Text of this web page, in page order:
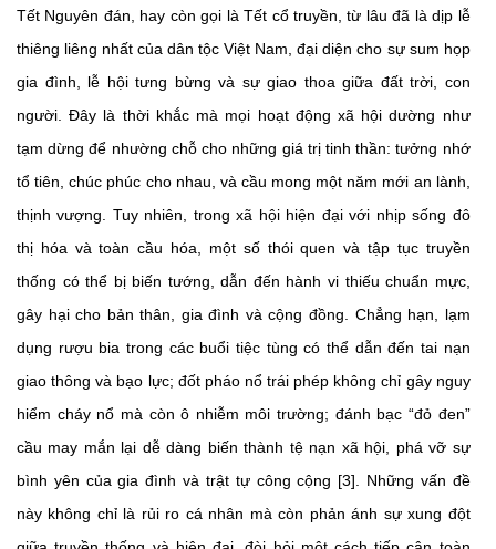
Tết Nguyên đán, hay còn gọi là Tết cổ truyền, từ lâu đã là dịp lễ
thiêng liêng nhất của dân tộc Việt Nam, đại diện cho sự sum họp
gia đình, lễ hội tưng bừng và sự giao thoa giữa đất trời, con
người. Đây là thời khắc mà mọi hoạt động xã hội dường như
tạm dừng để nhường chỗ cho những giá trị tinh thần: tưởng nhớ
tổ tiên, chúc phúc cho nhau, và cầu mong một năm mới an lành,
thịnh vượng. Tuy nhiên, trong xã hội hiện đại với nhịp sống đô
thị hóa và toàn cầu hóa, một số thói quen và tập tục truyền
thống có thể bị biến tướng, dẫn đến hành vi thiếu chuẩn mực,
gây hại cho bản thân, gia đình và cộng đồng. Chẳng hạn, lạm
dụng rượu bia trong các buổi tiệc tùng có thể dẫn đến tai nạn
giao thông và bạo lực; đốt pháo nổ trái phép không chỉ gây nguy
hiểm cháy nổ mà còn ô nhiễm môi trường; đánh bạc “đỏ đen”
cầu may mắn lại dễ dàng biến thành tệ nạn xã hội, phá vỡ sự
bình yên của gia đình và trật tự công cộng [3]. Những vấn đề
này không chỉ là rủi ro cá nhân mà còn phản ánh sự xung đột